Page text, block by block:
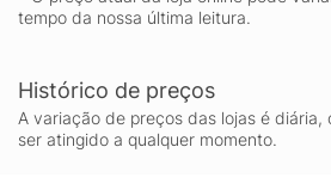
tempo da nossa última leitura.
Histórico de preços
A variação de preços das lojas é
ser atingido a qualquer momento.